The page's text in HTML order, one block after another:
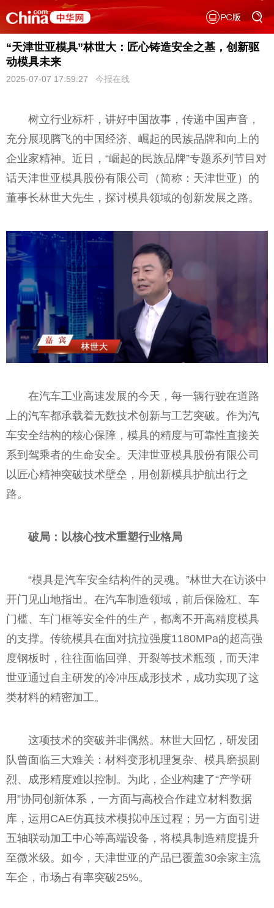
“天津世亚模具”林世大：匠心铸造安全之基，创新驱
动模具未来
2025-07-07 17:59:27 今报在线
树立行业标杆，讲好中国故事，传递中国声音，
充分展现腾飞的中国经济、崛起的民族品牌和向上的
企业家精神。近日，“崛起的民族品牌”专题系列节目对
话天津世亚模具股份有限公司（简称：天津世亚）的
董事长林世大先生，探讨模具领域的创新发展之路。
在汽车工业高速发展的今天，每一辆行驶在道路
上的汽车都承载着无数技术创新与工艺突破。作为汽
车安全结构的核心保障，模具的精度与可靠性直接关
系到驾乘者的生命安全。天津世亚模具股份有限公司
以匠心精神突破技术壁垒，用创新模具护航出行之
路。
破局：以核心技术重塑行业格局
“模具是汽车安全结构件的灵魂。”林世大在访谈中
开门见山地指出。在汽车制造领域，前后保险杠、车
门槛、车门框等安全件的生产，都离不开高精度模具
的支撑。传统模具在面对抗拉强度1180MPa的超高强
度钢板时，往往面临回弹、开裂等技术瓶颈，而天津
世亚通过自主研发的冷冲压成形技术，成功实现了这
类材料的精密加工。
这项技术的突破并非偶然。林世大回忆，研发团
队曾面临三大难关：材料变形机理复杂、模具磨损剧
烈、成形精度难以控制。为此，企业构建了“产学研
用”协同创新体系，一方面与高校合作建立材料数据
库，运用CAE仿真技术模拟冲压过程；另一方面引进
五轴联动加工中心等高端设备，将模具制造精度提升
至微米级。如今，天津世亚的产品已覆盖30余家主流
车企，市场占有率突破25%。